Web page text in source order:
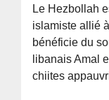
Le Hezbollah
islamiste allié
bénéficie du
libanais Amal
chiites